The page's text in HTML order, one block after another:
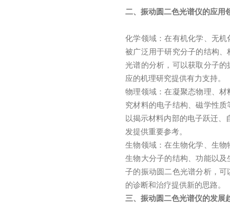
二、振动圆二色光谱仪的应用
化学领域：在有机化学、无
被广泛用于研究分子的结构
光谱的分析，可以获取分子
应的机理研究提供有力支持。
物理领域：在凝聚态物理、
究材料的电子结构、磁学性
以揭示材料内部的电子跃迁
发提供重要参考。
生物领域：在生物化学、生
生物大分子的结构、功能以
子的振动圆二色光谱分析，
的诊断和治疗提供新的思路。
三、振动圆二色光谱仪的发展